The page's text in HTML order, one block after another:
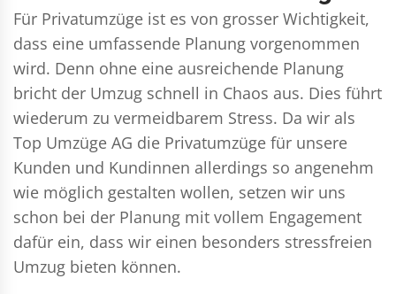
Für Privatumzüge ist es von grosser Wichtigkeit,
dass eine umfassende Planung vorgenommen
wird. Denn ohne eine ausreichende Planung
bricht der Umzug schnell in Chaos aus. Dies führt
wiederum zu vermeidbarem Stress. Da wir als
Top Umzüge AG die Privatumzüge für unsere
Kunden und Kundinnen allerdings so angenehm
wie möglich gestalten wollen, setzen wir uns
schon bei der Planung mit vollem Engagement
dafür ein, dass wir einen besonders stressfreien
Umzug bieten können.